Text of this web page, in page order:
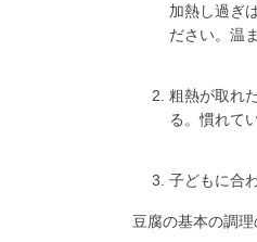
加熱し過ぎ
ださい。温
粗熱が取れ
る。慣れて
子どもに合
豆腐の基本の調